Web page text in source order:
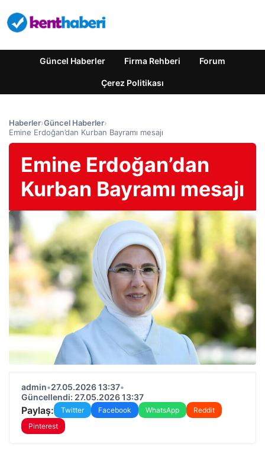
Güncel Haberler Firma Rehberi Forum
Çerez Politikası
Haberler›Güncel Haberler›
Emine Erdoğan’dan Kurban Bayramı mesajı
Emine Erdoğan’dan
Kurban Bayramı mesajı
admin•27.05.2026 13:37•
Güncellendi: 27.05.2026 13:37
Paylaş: Twitter Facebook WhatsApp
Reddit
Pinterest